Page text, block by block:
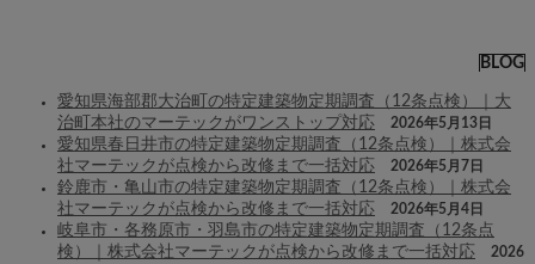
BLOG
愛知県海部郡大治町の特定建築物定期調査（12条点検）｜大
治町本社のマーテックがワンストップ対応
2026年5月13日
愛知県春日井市の特定建築物定期調査（12条点検）｜株式会
社マーテックが点検から改修まで一括対応
2026年5月7日
鈴鹿市・亀山市の特定建築物定期調査（12条点検）｜株式会
社マーテックが点検から改修まで一括対応
2026年5月4日
岐阜市・各務原市・羽島市の特定建築物定期調査（12条点
検）｜株式会社マーテックが点検から改修まで一括対応
2026